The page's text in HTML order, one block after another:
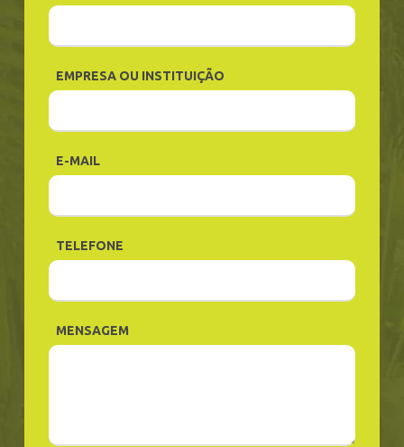
EMPRESA OU INSTITUIÇÃO
E-MAIL
TELEFONE
MENSAGEM